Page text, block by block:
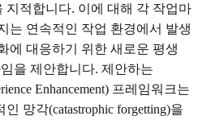
지적합니다. 이에 대해 각 작업마
는 연속적인 작업 환경에서 발생
에 대응하기 위한 새로운 평생
을 제안합니다. 제안하는
Enhancement) 프레임워크는
망각(catastrophic forgetting)을